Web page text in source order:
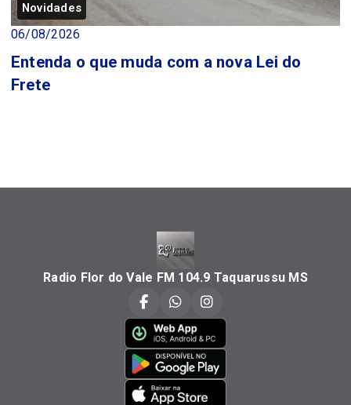
Novidades
06/08/2026
Entenda o que muda com a nova Lei do
Frete
Radio Flor do Vale FM 104.9 Taquarussu MS